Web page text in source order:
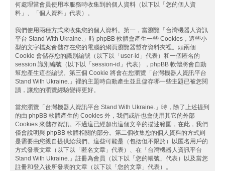
何處理當會員使用本服務時收集到的個人資料（以下以「您的個人資
料」、「個人資料」代表）。
我們使用兩種方式來收集您的個人資料。第一，當瀏覽「台灣機器人資訊
平台 Stand With Ukraine.」時 phpBB 軟體會產生一些 Cookies，這些小
型的文字檔案會儲存在您的電腦的網頁瀏覽器暫存資料夾裡。頭兩個
Cookie 會儲存您的識別編號（以下以「user-id」代表）和一個匿名的
session 識別編號（以下以「session-id」代表），phpBB 軟體將會自動
幫您產生這些編號。第三個 Cookie 將會在您瀏覽「台灣機器人資訊平台
Stand With Ukraine.」裡的主題時自動產生並且儲存哪一些主題已被您閱
讀，讓您的瀏覽經驗變得更好。
當您瀏覽「台灣機器人資訊平台 Stand With Ukraine.」時，除了上述提到
的由 phpBB 軟體產生的 Cookies 外，我們或許也會使用其它的外部
Cookies 來儲存資訊。不過這已經超出這個文章的描述範圍，在此，我們
僅會說明與 phpBB 軟體相關的部分。第二個收集您的個人資料的方式則
是需要由您親自提供給我們。這些可能是（包括但不限於）以匿名用戶的
方式發表文章（以下以「匿名文章」代表）、在「台灣機器人資訊平台
Stand With Ukraine.」註冊為會員（以下以「您的帳號」代表）以及當您
註冊和登入後所發表的文章（以下以「您的文章」代表）。